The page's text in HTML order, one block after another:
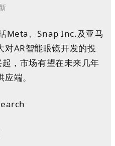
新
Meta、Snap Inc.及亚马
对AR智能眼镜开发的投
，市场有望在未来几年
端。